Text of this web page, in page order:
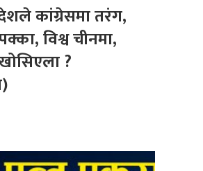
कांग्रेसमा तरंग,
विश्व चीनमा,
?